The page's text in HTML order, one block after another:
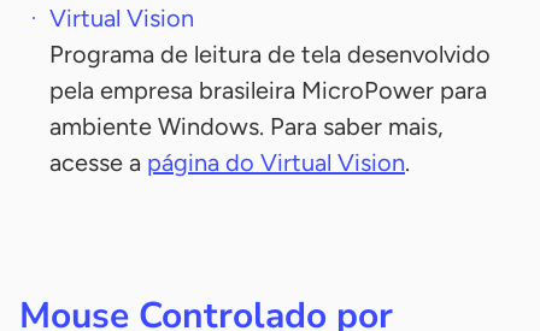
Virtual Vision
Programa de leitura de tela desenvolvido
pela empresa brasileira MicroPower para
ambiente Windows. Para saber mais,
acesse a página do Virtual Vision.
Mouse Controlado por